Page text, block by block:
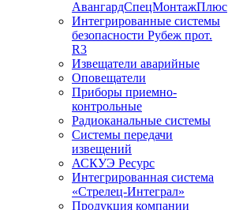
АвангардСпецМонтажПлюс
Интегрированные системы
безопасности Рубеж прот.
R3
Извещатели аварийные
Оповещатели
Приборы приемно-
контрольные
Радиоканальные системы
Системы передачи
извещений
АСКУЭ Ресурс
Интегрированная система
«Стрелец-Интеграл»
Продукция компании